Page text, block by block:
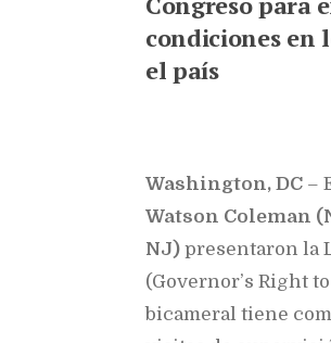
condiciones en
el país
Washington, DC –
Watson Coleman
NJ) presentaron la
(Governor’s Right
bicameral tiene